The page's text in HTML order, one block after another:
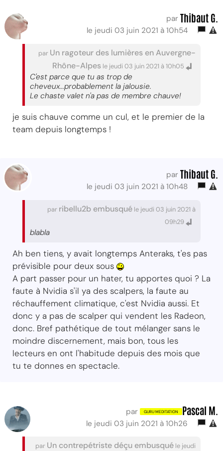
par Thibaut G.
le jeudi 03 juin 2021 à 10h54
par Un ragoteur des lumières en Auvergne-
Rhône-Alpes le jeudi 03 juin 2021 à 10h05
C'est parce que tu as trop de
cheveux...probablement la jalousie.
Le chaste valet n'a pas de membre chauve!
je suis chauve comme un cul, et le premier de la
team depuis longtemps !
par Thibaut G.
le jeudi 03 juin 2021 à 10h48
par ribellu2b embusqué le jeudi 03 juin 2021 à
09h29
blabla
Ah ben tiens, y avait longtemps Anteraks, t'es pas
prévisible pour deux sous
A part passer pour un hater, tu apportes quoi ? La
faute à Nvidia s'il ya des scalpers, la faute au
réchauffement climatique, c'est Nvidia aussi. Et
donc y a pas de scalper qui vendent les Radeon,
donc. Bref pathétique de tout mélanger sans le
moindre discernement, mais bon, tous les
lecteurs en ont l'habitude depuis des mois que
tu te donnes en spectacle.
par Pascal M.
le jeudi 03 juin 2021 à 10h26
par Un contrepétriste déçu embusqué le jeudi